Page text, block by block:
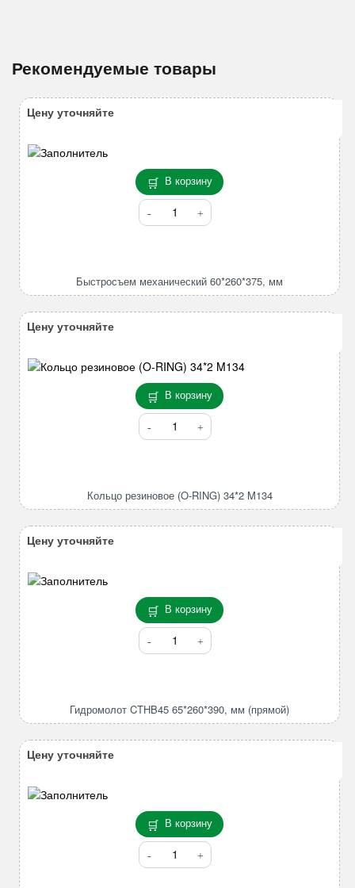
Рекомендуемые товары
В корзину
Количество
товара
мм
Быстросъем механический 60*260*375, мм
Цену уточняйте
В корзину
Количество
товара
RING)
Кольцо резиновое (O-RING) 34*2 M134
Цену уточняйте
В корзину
Количество
товара
мм
Гидромолот CTHB45 65*260*390, мм (прямой)
Цену уточняйте
В корзину
Количество
товара
Цену уточняйте